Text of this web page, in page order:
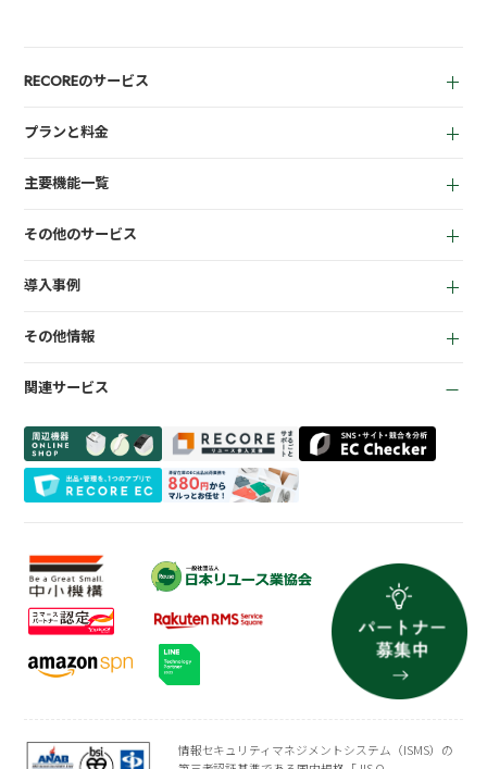
RECOREのサービス
アパレル向け
プランと料金
主要機能一覧
EC機能
KPI管理機能
会計機能
その他のサービス
質機能
ささげ代行サービス
導入事例
商材専門店
買取専門店
トレーディングカード
その他情報
よくある質問
会社概要
プライバシーポリシー
関連サービス
情報セキュリティマネジメントシステム（ISMS）の